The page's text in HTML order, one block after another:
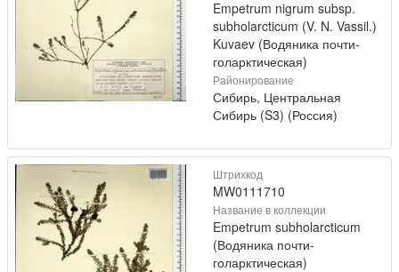
Empetrum nigrum subsp.
subholarcticum (V. N. Vassil.)
Kuvaev (Водяника почти-
голарктическая)
Районирование
Сибирь, Центральная
Сибирь (S3) (Россия)
Штрихкод
MW0111710
Название в коллекции
Empetrum subholarcticum
(Водяника почти-
голарктическая)